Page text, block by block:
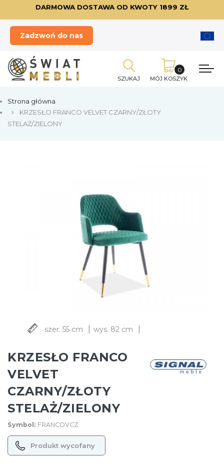
DARMOWA DOSTAWA OD KWOTY 1899 ZŁ
Zadzwoń do nas
SZUKAJ MÓJ KOSZYK
Strona główna
KRZESŁO FRANCO VELVET CZARNY/ZŁOTY
STELAŻ/ZIELONY
szer. 55 cm wys. 82 cm
KRZESŁO FRANCO
VELVET
CZARNY/ZŁOTY
STELAŻ/ZIELONY
Symbol: FRANCOVCZ
Produkt wycofany